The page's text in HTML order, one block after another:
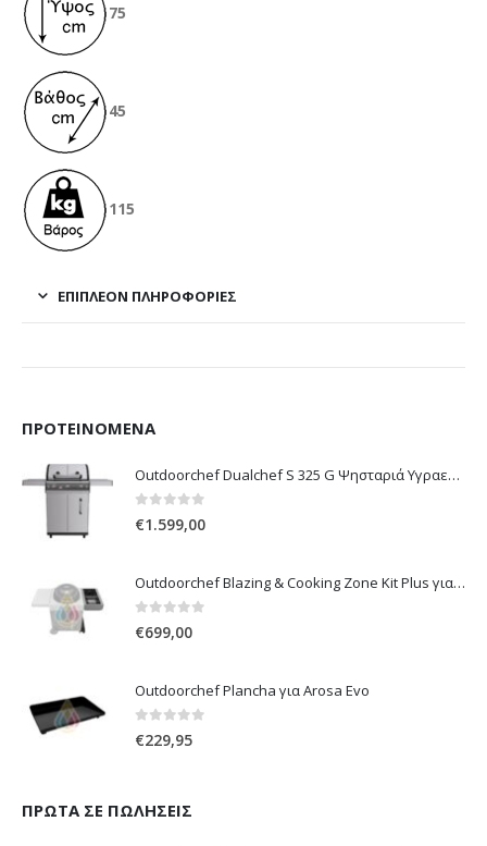
75
45
115
ΕΠΙΠΛΈΟΝ ΠΛΗΡΟΦΟΡΊΕΣ
ΠΡΟΤΕΙΝΌΜΕΝΑ
Outdoorchef Dualchef S 325 G Ψησταριά Υγραερίου
0out of 5
€1.599,00
Outdoorchef Blazing & Cooking Zone Kit Plus για Ψησταριά Arosa Evo
0out of 5
€699,00
Outdoorchef Plancha για Arosa Evo
0out of 5
€229,95
ΠΡΏΤΑ ΣΕ ΠΩΛΉΣΕΙΣ